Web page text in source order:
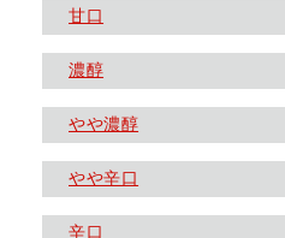
甘口
濃醇
やや濃醇
やや辛口
辛口